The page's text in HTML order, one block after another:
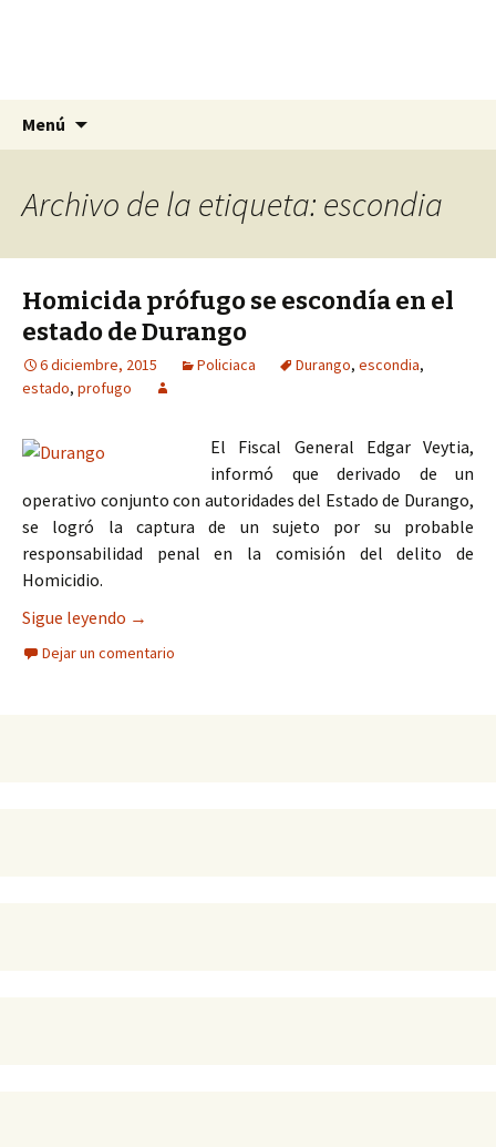
La Yunta de Tepic
La nueva opción en información
Menú
Archivo de la etiqueta: escondia
Homicida prófugo se escondía en el
estado de Durango
6 diciembre, 2015 Policiaca Durango, escondia,
estado, profugo
El Fiscal General Edgar Veytia,
informó que derivado de un
operativo conjunto con autoridades del Estado de Durango,
se logró la captura de un sujeto por su probable
responsabilidad penal en la comisión del delito de
Homicidio.
Sigue leyendo Homicida prófugo se escondía en el estado de
→
Dejar un comentario